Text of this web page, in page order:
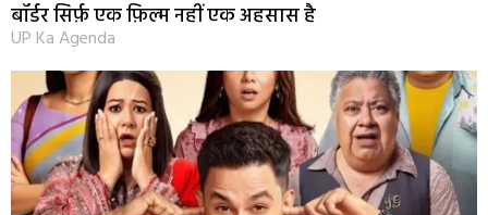
बॉर्डर सिर्फ़ एक फ़िल्म नहीं एक अहसास है
UP Ka Agenda